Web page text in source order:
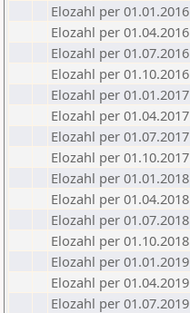
Elozahl per 01.01.2016
Elozahl per 01.04.2016
Elozahl per 01.07.2016
Elozahl per 01.10.2016
Elozahl per 01.01.2017
Elozahl per 01.04.2017
Elozahl per 01.07.2017
Elozahl per 01.10.2017
Elozahl per 01.01.2018
Elozahl per 01.04.2018
Elozahl per 01.07.2018
Elozahl per 01.10.2018
Elozahl per 01.01.2019
Elozahl per 01.04.2019
Elozahl per 01.07.2019